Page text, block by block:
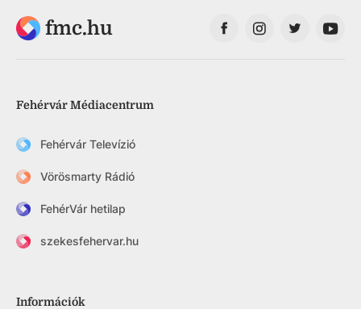
fmc.hu
Fehérvár Médiacentrum
Fehérvár Televízió
Vörösmarty Rádió
FehérVár hetilap
szekesfehervar.hu
Információk